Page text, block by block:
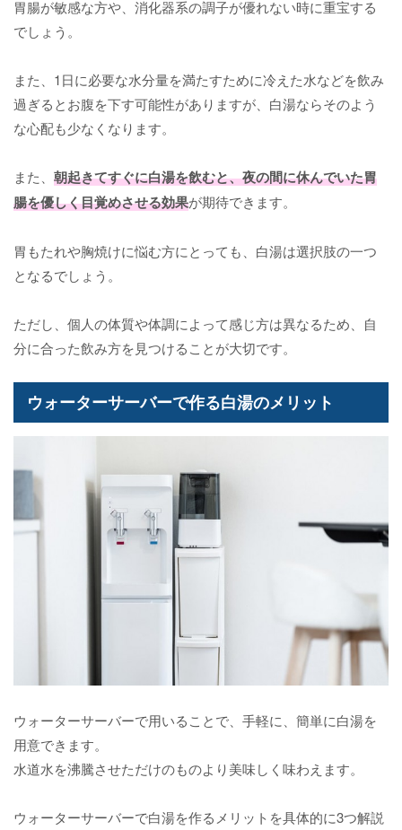
胃腸が敏感な方や、消化器系の調子が優れない時に重宝する
でしょう。
また、1日に必要な水分量を満たすために冷えた水などを飲み
過ぎるとお腹を下す可能性がありますが、白湯ならそのよう
な心配も少なくなります。
また、 朝起きてすぐに白湯を飲むと、夜の間に休んでいた胃
腸を優しく目覚めさせる効果が期待できます。
胃もたれや胸焼けに悩む方にとっても、白湯は選択肢の一つ
となるでしょう。
ただし、個人の体質や体調によって感じ方は異なるため、自
分に合った飲み方を見つけることが大切です。
ウォーターサーバーで作る白湯のメリット
ウォーターサーバーで用いることで、手軽に、簡単に白湯を
用意できます。
水道水を沸騰させただけのものより美味しく味わえます。
ウォーターサーバーで白湯を作るメリットを具体的に3つ解説